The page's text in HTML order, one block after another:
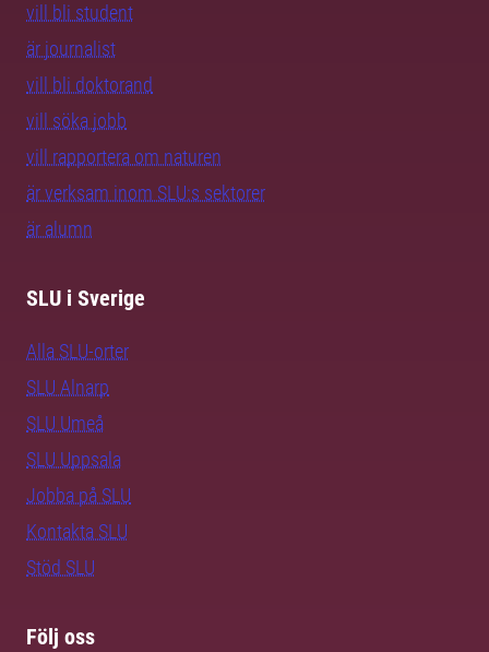
vill bli student
är journalist
vill bli doktorand
vill söka jobb
vill rapportera om naturen
är verksam inom SLU:s sektorer
är alumn
SLU i Sverige
Alla SLU-orter
SLU Alnarp
SLU Umeå
SLU Uppsala
Jobba på SLU
Kontakta SLU
Stöd SLU
Följ oss